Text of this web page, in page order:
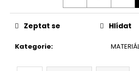
Kategorie:
Zeptat se Hlídat